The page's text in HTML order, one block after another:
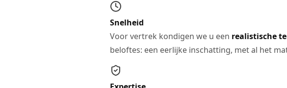
Snelheid
Voor vertrek kondigen we u een realistische
beloftes: een eerlijke inschatting, met al het